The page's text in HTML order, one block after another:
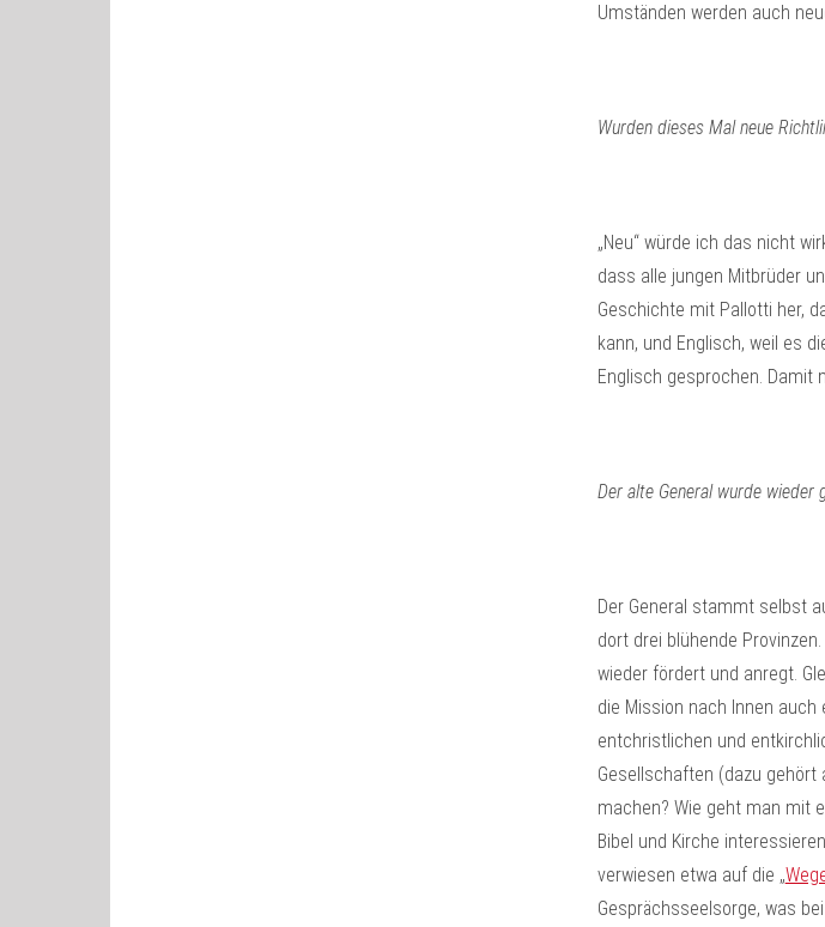
Umständen werden auch
Wurden dieses Mal neue
„Neu“ würde ich das nicht
dass alle jungen Mitbrüder
Geschichte mit Pallotti her,
kann, und Englisch, weil es
Englisch gesprochen. Damit
Der alte General wurde wieder
Der General stammt selbst
dort drei blühende
wieder fördert und anregt.
die Mission nach Innen
entchristlichen und
Gesellschaften (dazu
machen? Wie geht man mit
Bibel und Kirche
verwiesen etwa auf die „
Gesprächsseelsorge, was